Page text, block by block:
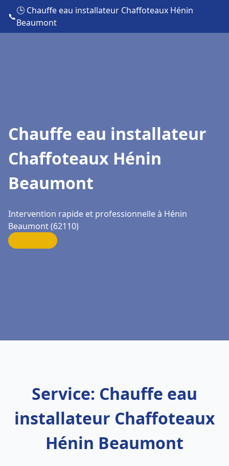
📞
🕒 Chauffe eau installateur Chaffoteaux Hénin
Beaumont
Chauffe eau installateur
Chaffoteaux Hénin
Beaumont
Intervention rapide et professionnelle à Hénin
Beaumont (62110)
Service: Chauffe eau
installateur Chaffoteaux
Hénin Beaumont